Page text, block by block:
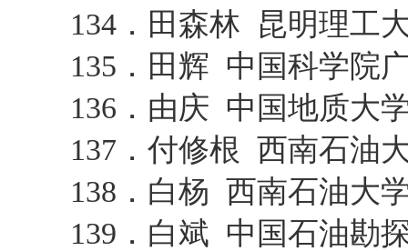
134．田森林 昆明理工
135．田辉 中国科学院
136．由庆 中国地质大
137．付修根 西南石油
138．白杨 西南石油大
139．白斌 中国石油勘